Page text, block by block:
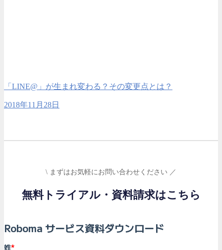
「LINE@」が生まれ変わる？その変更点とは？
2018年11月28日
\ まずはお気軽にお問い合わせください ／
無料トライアル・資料請求はこちら